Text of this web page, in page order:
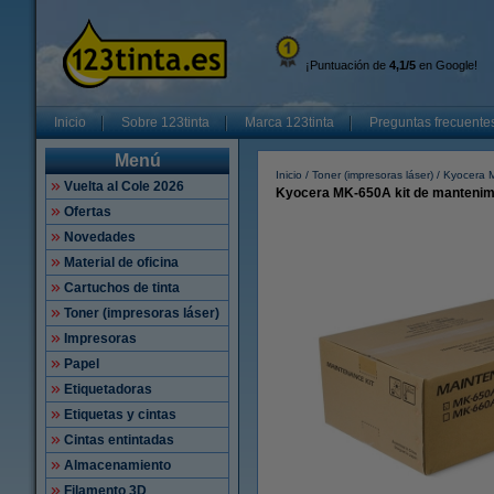
¡Puntuación de 4,1/5 en Google!
Inicio Sobre 123tinta Marca 123tinta Preguntas
Menú
Vuelta al Cole 2026
Ofertas
Novedades
Material de oficina
Cartuchos de tinta
Toner (impresoras láser)
Impresoras
Papel
Etiquetadoras
Etiquetas y cintas
Cintas entintadas
Almacenamiento
Filamento 3D
Inicio Toner (impresoras láser) Kyocera
Kyocera MK-650A kit de